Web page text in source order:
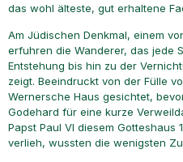
das wohl älteste, gut erhaltene
Am Jüdischen Denkmal, einem
erfuhren die Wanderer, das jede
Entstehung bis hin zu der
zeigt. Beeindruckt von der Fülle
Wernersche Haus gesichtet,
Godehard für eine kurze
Papst Paul VI diesem Gotteshaus
verlieh, wussten die wenigsten